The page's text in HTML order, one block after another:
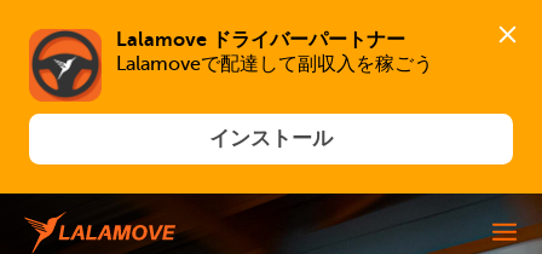
Lalamove ドライバーパートナー
Lalamoveで配達して副収入を稼ごう
インストール